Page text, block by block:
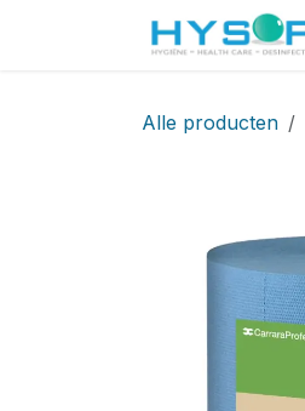
Alle producten